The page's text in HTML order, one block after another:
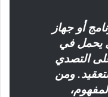
أو جهاز
يحمل في
التصدي
ومن